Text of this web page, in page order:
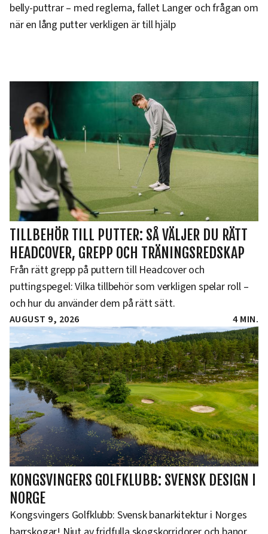
belly-puttrar – med reglerna, fallet Langer och frågan om
när en lång putter verkligen är till hjälp
TILLBEHÖR TILL PUTTER: SÅ VÄLJER DU RÄTT
HEADCOVER, GREPP OCH TRÄNINGSREDSKAP
Från rätt grepp på puttern till Headcover och
puttingspegel: Vilka tillbehör som verkligen spelar roll –
och hur du använder dem på rätt sätt.
AUGUST 9, 2026 4 MIN.
KONGSVINGERS GOLFKLUBB: SVENSK DESIGN I
NORGE
Kongsvingers Golfklubb: Svensk banarkitektur i Norges